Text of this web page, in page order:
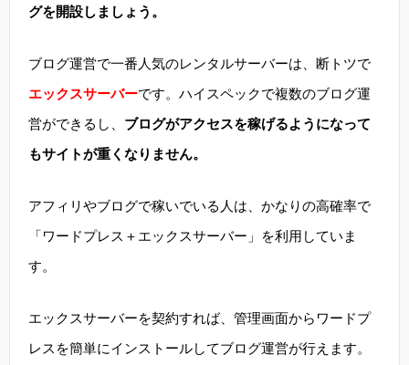
グを開設しましょう。
ブログ運営で一番人気のレンタルサーバーは、断トツで
エックスサーバーです。ハイスペックで複数のブログ運
営ができるし、 ブログがアクセスを稼げるようになって
もサイトが重くなりません。
アフィリやブログで稼いでいる人は、かなりの高確率で
「ワードプレス＋エックスサーバー」を利用していま
す。
エックスサーバーを契約すれば、管理画面からワードプ
レスを簡単にインストールしてブログ運営が行えます。